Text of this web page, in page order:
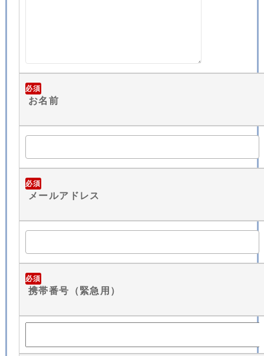
必須
お名前
必須
メールアドレス
必須
携帯番号（緊急用）